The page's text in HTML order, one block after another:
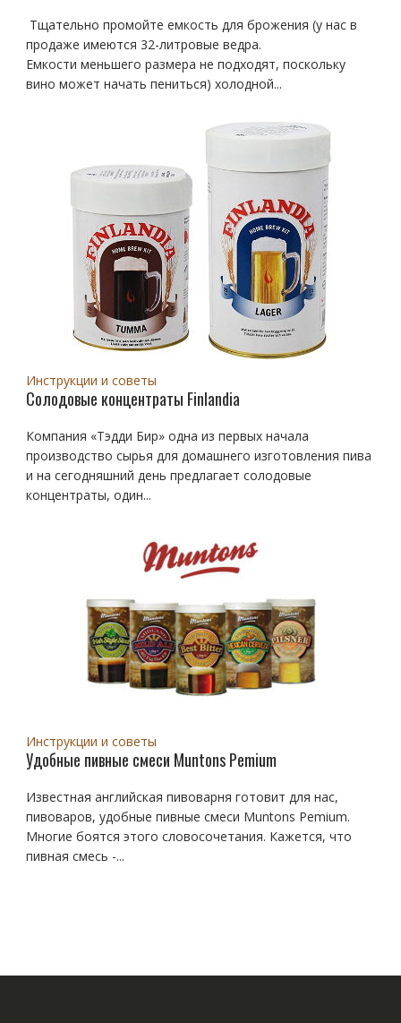
Тщательно промойте емкость для брожения (у нас в
продаже имеются 32-литровые ведра.
Емкости меньшего размера не подходят, поскольку
вино может начать пениться) холодной...
Инструкции и советы
Солодовые концентраты Finlandia
Компания «Тэдди Бир» одна из первых начала
производство сырья для домашнего изготовления пива
и на сегодняшний день предлагает солодовые
концентраты, один...
Инструкции и советы
Удобные пивные смеси Muntons Pemium
Известная английская пивоварня готовит для нас,
пивоваров, удобные пивные смеси Muntons Pemium.
Многие боятся этого словосочетания. Кажется, что
пивная смесь -...